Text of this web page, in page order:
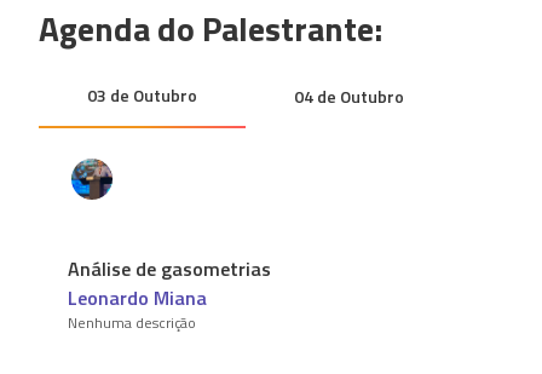
Agenda do Palestrante:
03 de Outubro 04 de Outubro
Análise de gasometrias
Leonardo Miana
Nenhuma descrição